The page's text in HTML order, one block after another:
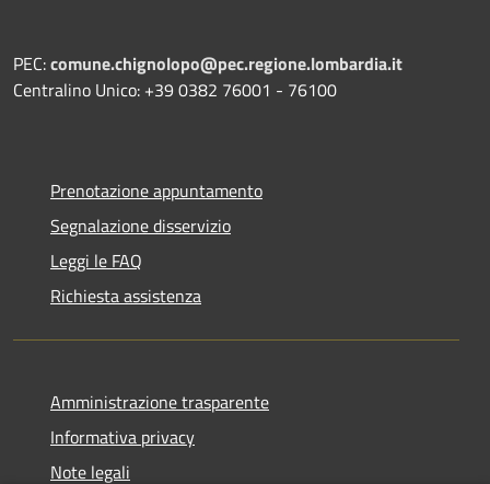
PEC:comune.chignolopo@pec.regione.lombardia.it
Centralino Unico: +39 0382 76001 - 76100
Prenotazione appuntamento
Segnalazione disservizio
Leggi le FAQ
Richiesta assistenza
Amministrazione trasparente
Informativa privacy
Note legali